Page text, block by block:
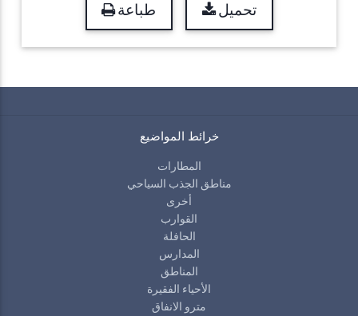
طباعة تحميل
خرائط المواضيع
المطارات
مناطق الجذب السياحي
أخرى
القوارب
الحافلة
المدارس
المناطق
الأحياء الفقيرة
مترو الانفاق